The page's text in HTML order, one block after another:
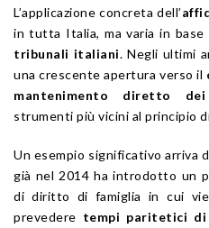
L’applicazione concreta dell’
in tutta Italia, ma varia in
tribunali italiani. Negli ultimi
una crescente apertura verso il
mantenimento diretto
strumenti più vicini al principio
Un esempio significativo arriva
già nel 2014 ha introdotto un
di diritto di famiglia in cui
prevedere tempi paritetici di